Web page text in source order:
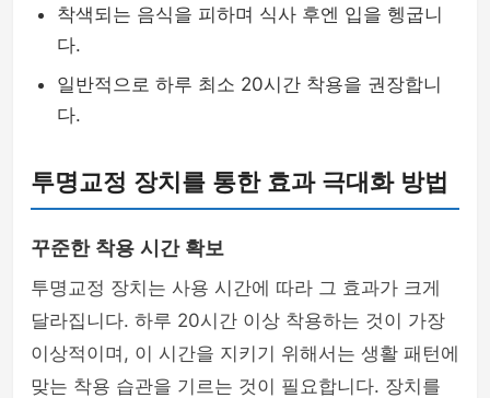
착색되는 음식을 피하며 식사 후엔 입을 헹굽니
다.
일반적으로 하루 최소 20시간 착용을 권장합니
다.
투명교정 장치를 통한 효과 극대화 방법
꾸준한 착용 시간 확보
투명교정 장치는 사용 시간에 따라 그 효과가 크게
달라집니다. 하루 20시간 이상 착용하는 것이 가장
이상적이며, 이 시간을 지키기 위해서는 생활 패턴에
맞는 착용 습관을 기르는 것이 필요합니다. 장치를